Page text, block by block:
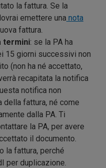
la fattura. Se la
emettere una nota
fattura.
termini: se la PA ha
15 giorni successivi non
(non ha né accettato,
recapitata la notifica
notifica non
fattura, né come
dalla PA. Ti
la PA, per avere
il documento.
la fattura, perché
per duplicazione.